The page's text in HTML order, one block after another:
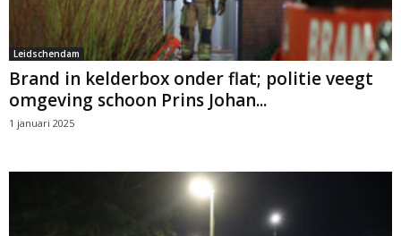
Leidschendam
Brand in kelderbox onder flat; politie veegt
omgeving schoon Prins Johan...
1 januari 2025